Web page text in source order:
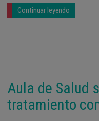
Continuar leyendo
Aula de Salud
tratamiento